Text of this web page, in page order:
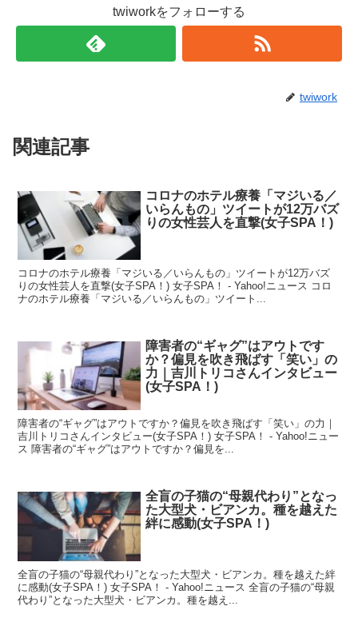
twiworkをフォローする
twiwork
関連記事
コロナのホテル療養「マジいる／
いらんもの」ツイートが12万バズ
りの女性芸人を直撃(女子SPA！)
コロナのホテル療養「マジいる／いらんもの」ツイートが12万バズ
りの女性芸人を直撃(女子SPA！) 女子SPA！ - Yahoo!ニュース コロ
ナのホテル療養「マジいる／いらんもの」ツイート...
障害者の“ギャグ”はアウトです
か？偏見を吹き飛ばす「笑い」の
力｜吉川トリコさんインタビュー
(女子SPA！)
障害者の“ギャグ”はアウトですか？偏見を吹き飛ばす「笑い」の力｜
吉川トリコさんインタビュー(女子SPA！) 女子SPA！ - Yahoo!ニュー
ス 障害者の“ギャグ”はアウトですか？偏見を...
全盲の子猫の“母親代わり”となっ
た大型犬・ビアンカ。種を越えた
絆に感動(女子SPA！)
全盲の子猫の“母親代わり”となった大型犬・ビアンカ。種を越えた絆
に感動(女子SPA！) 女子SPA！ - Yahoo!ニュース 全盲の子猫の“母親
代わり”となった大型犬・ビアンカ。種を越え...